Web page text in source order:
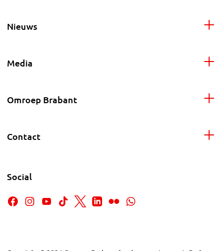
Nieuws
Media
Omroep Brabant
Contact
Social